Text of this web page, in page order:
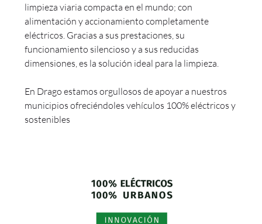
limpieza viaria compacta en el mundo; con
alimentación y accionamiento completamente
eléctricos. Gracias a sus prestaciones, su
funcionamiento silencioso y a sus reducidas
dimensiones, es la solución ideal para la limpieza.
En Drago estamos orgullosos de apoyar a nuestros
municipios ofreciéndoles vehículos 100% eléctricos y
sostenibles